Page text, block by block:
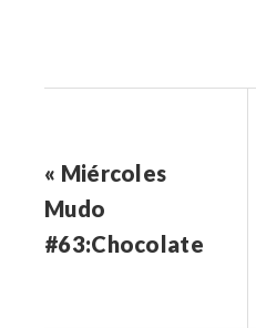
« Miércoles
Mudo
#63:Chocolate